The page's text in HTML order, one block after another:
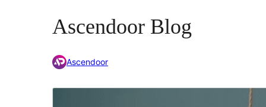
Ascendoor Blog
Ascendoor